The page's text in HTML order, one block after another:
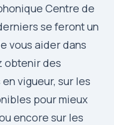
Centre de
se feront un
vous aider dans
obtenir des
vigueur, sur les
pour mieux
encore sur les